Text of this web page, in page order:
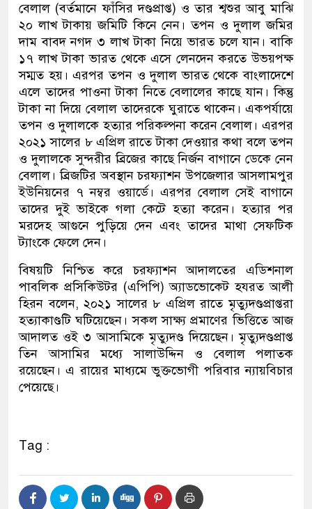
বেলাল (বর্তমানে ফাঁসির দণ্ডপ্রাপ্ত) ও তার শ্বশুর আবু মাঝি
২০ লাখ টাকায় জমিটি কিনে নেন। তপন ও দুলাল জমির
দাম বাবদ নগদ ৩ লাখ টাকা নিয়ে ভারত চলে যান। বাকি
১৭ লাখ টাকা ভারত থেকে এসে লেনদেন করতে উভয়পক্ষ
সম্মত হয়। এরপর তপন ও দুলাল ভারত থেকে বাংলাদেশে
এলে তাদের পাওনা টাকা নিতে বেলালের কাছে যান। কিন্তু
টাকা না দিয়ে বেলাল তাদেরকে ঘুরাতে থাকেন। একপর্যায়ে
তপন ও দুলালকে হত্যার পরিকল্পনা করেন বেলাল। এরপর
২০২১ সালের ৮ এপ্রিল রাতে টাকা দেওয়ার কথা বলে তপন
ও দুলালকে সুন্দরীর ব্রিজের কাছে নির্জন বাগানে ডেকে নেন
বেলাল। ব্রিজটির অবস্থান চরফ্যাশন উপজেলার আসলামপুর
ইউনিয়নের ৭ নম্বর ওয়ার্ডে। এরপর বেলাল সেই বাগানে
তাদের দুই ভাইকে গলা কেটে হত্যা করেন। হত্যার পর
মরদেহ আগুনে পুড়িয়ে দেন এবং তাদের মাথা সেফটিক
ট্যাংকে ফেলে দেন।
বিষয়টি নিশ্চিত করে চরফ্যাশন আদালতের এডিশনাল
পাবলিক প্রসিকিউটর (এপিপি) অ্যাডভোকেট হযরত আলী
হিরন বলেন, ২০২১ সালের ৮ এপ্রিল রাতে মৃত্যুদণ্ডপ্রাপ্তরা
হত্যাকাণ্ডটি ঘটিয়েছেন। সকল সাক্ষ্য প্রমাণের ভিত্তিতে আজ
আদালত ওই ৩ আসামিকে মৃত্যুদণ্ড দিয়েছেন। মৃত্যুদণ্ডপ্রাপ্ত
তিন আসামির মধ্যে সালাউদ্দিন ও বেলাল পলাতক
রয়েছেন। এ রায়ের মাধ্যমে ভুক্তভোগী পরিবার ন্যায়বিচার
পেয়েছে।
Tag :